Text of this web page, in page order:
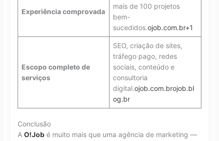
Experiência comprovada
mais de 100 projetos
bem-
sucedidos.ojob.com.br+1
Escopo completo de
serviços
SEO, criação de sites,
tráfego pago, redes
sociais, conteúdo e
consultoria
digital.ojob.com.brojob.bl
og.br
Conclusão
A O!Jobé muito mais que uma agência de marketing —